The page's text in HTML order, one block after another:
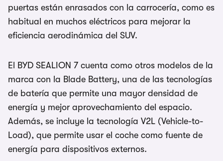
puertas están enrasados con la carrocería, como es
habitual en muchos eléctricos para mejorar la
eficiencia aerodinámica del SUV.
El BYD SEALION 7 cuenta como otros modelos de la
marca con la Blade Battery, una de las tecnologías
de batería que permite una mayor densidad de
energía y mejor aprovechamiento del espacio.
Además, se incluye la tecnología V2L (Vehicle-to-
Load), que permite usar el coche como fuente de
energía para dispositivos externos.